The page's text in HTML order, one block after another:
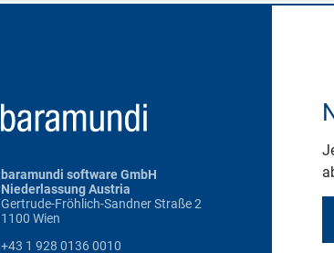
baramundi software GmbH
Niederlassung Austria
Gertrude-Fröhlich-Sandner Straße 2
1100 Wien
+43 1 928 0136 0010